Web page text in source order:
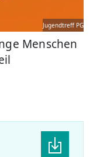
Jugendtreff PG
Menschen